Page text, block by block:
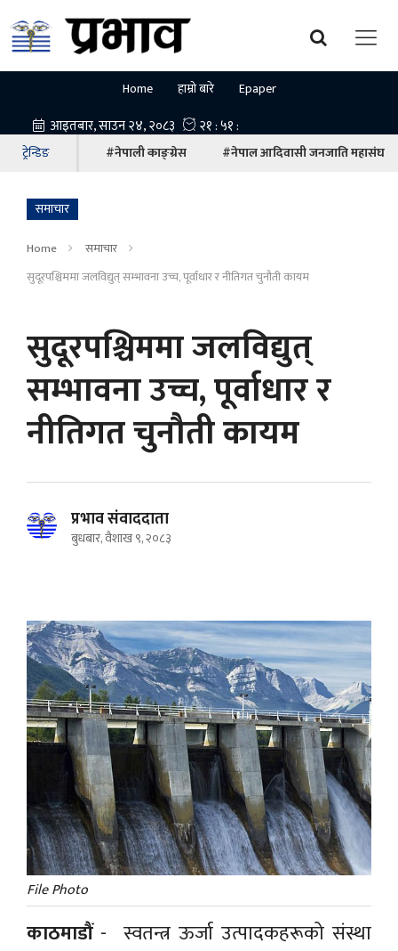
Home हाम्रो बारे Epaper
ट्रेन्डिङ #नेपाली काङ्ग्रेस #नेपाल आदिवासी जनजाति महासंघ
समाचार
Home
समाचार
सुदूरपश्चिममा जलविद्युत् सम्भावना उच्च, पूर्वाधार र नीतिगत चुनौती कायम
सुदूरपश्चिममा जलविद्युत्
सम्भावना उच्च, पूर्वाधार र
नीतिगत चुनौती कायम
प्रभाव संवाददाता
बुधबार, वैशाख ९, २०८३
File Photo
काठमाडौं - स्वतन्त्र ऊर्जा उत्पादकहरूको संस्था